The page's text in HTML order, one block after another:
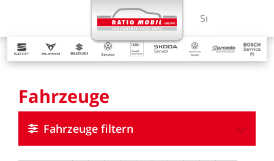
Suchbegriff
Fahrzeuge
Fahrzeuge filtern